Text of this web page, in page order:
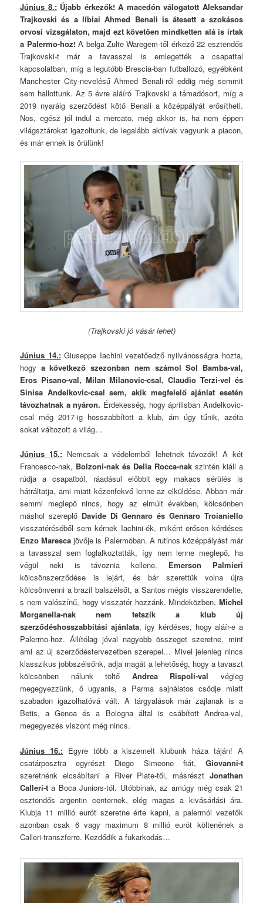
Június 8.:Újabb érkezők! A macedón válogatott Aleksandar
Trajkovski és a líbiai Ahmed Benali is átesett a szokásos
orvosi vizsgálaton, majd ezt követően mindketten alá is írtak
a Palermo-hoz!A belga Zulte Waregem-től érkező 22 esztendős
Trajkovski-t már a tavasszal is emlegették a csapattal
kapcsolatban, míg a legutóbb Brescia-ban futballozó, egyébként
Manchester City-nevelésű Ahmed Benali-ról eddig még semmit
sem hallottunk. Az 5 évre aláíró Trajkovski a támadósort, míg a
2019 nyaráig szerződést kötő Benali a középpályát erősítheti.
Nos, egész jól indul a mercato, még akkor is, ha nem éppen
világsztárokat igazoltunk, de legalább aktívak vagyunk a piacon,
és már ennek is örülünk!
(Trajkovski jó vásár lehet)
Június 14.:Giuseppe Iachini vezetőedző nyilvánosságra hozta,
hogy a következő szezonban nem számol Sol Bamba-val,
Eros Pisano-val, Milan Milanovic-csal, Claudio Terzi-vel és
Sinisa Andelkovic-csal sem, akik megfelelő ajánlat esetén
távozhatnak a nyáron. Érdekesség, hogy áprilisban Andelkovic-
csal még 2017-ig hosszabbított a klub, ám úgy tűnik, azóta
sokat változott a világ…
Június 15.:Nemcsak a védelemből lehetnek távozók! A két
Francesco-nak, Bolzoni-nak és Della Rocca-nak szintén kiáll a
rúdja a csapatból, ráadásul előbbit egy makacs sérülés is
hátráltatja, ami miatt kézenfekvő lenne az elküldése. Abban már
semmi meglepő nincs, hogy az elmúlt években, kölcsönben
máshol szereplő Davide Di Gennaro és Gennaro Troianiello
visszatéréséből sem kérnek Iachini-ék, miként erősen kérdéses
Enzo Maresca jövője is Palermóban. A rutinos középpályást már
a tavasszal sem foglalkoztatták, így nem lenne meglepő, ha
végül neki is távoznia kellene. Emerson Palmieri
kölcsönszerződése is lejárt, és bár szerettük volna újra
kölcsönvenni a brazil balszélsőt, a Santos mégis visszarendelte,
s nem valószínű, hogy visszatér hozzánk. Mindeközben, Michel
Morganella-nak nem tetszik a klub új
szerződéshosszabbítási ajánlata, így kérdéses, hogy aláír-e a
Palermo-hoz. Állítólag jóval nagyobb összeget szeretne, mint
ami az új szerződéstervezetben szerepel… Mivel jelenleg nincs
klasszikus jobbszélsőnk, adja magát a lehetőség, hogy a tavaszt
kölcsönben nálunk töltő Andrea Rispoli-val végleg
megegyezzünk, ő ugyanis, a Parma sajnálatos csődje miatt
szabadon igazolhatóvá vált. A tárgyalások már zajlanak is a
Betis, a Genoa és a Bologna által is csábított Andrea-val,
megegyezés viszont még nincs.
Június 16.:Egyre több a kiszemelt klubunk háza táján! A
csatárposztra egyrészt Diego Simeone fiát, Giovanni-t
szeretnénk elcsábítani a River Plate-től, másrészt Jonathan
Calleri-t a Boca Juniors-tól. Utóbbinak, az amúgy még csak 21
esztendős argentin centernek, elég magas a kivásárlási ára.
Klubja 11 millió eurót szeretne érte kapni, a palermói vezetők
azonban csak 6 vagy maximum 8 millió eurót költenének a
Calleri-transzferre. Kezdődik a fukarkodás…